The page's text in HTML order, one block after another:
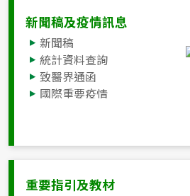
新聞稿及疫情訊息
新聞稿
統計資料查詢
致醫界通函
國際重要疫情
COVID-19疫情週報
重要指引及教材